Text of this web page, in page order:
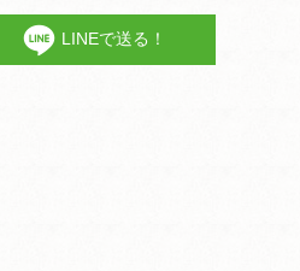
LINEで送る！